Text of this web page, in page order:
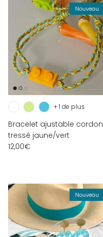
Nouveau
Bracelet ajustable cordon
tressé jaune/vert
12,00€
+ 1 de plus
Nouveau